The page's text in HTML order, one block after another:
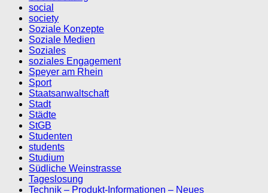
social
society
Soziale Konzepte
Soziale Medien
Soziales
soziales Engagement
Speyer am Rhein
Sport
Staatsanwaltschaft
Stadt
Städte
StGB
Studenten
students
Studium
Südliche Weinstrasse
Tageslosung
Technik – Produkt-Informationen – Neues